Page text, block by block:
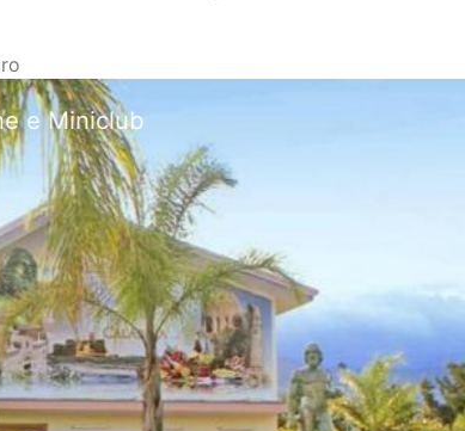
Hotel ad Aquilia con Lounge bar